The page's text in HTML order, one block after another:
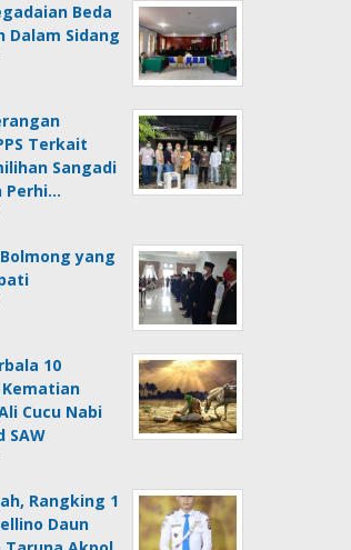
Beda
Dalam Sidang
Terkait
Sangadi
Perhi…
yang
10
Cucu Nabi
SAW
Rangking 1
Daun